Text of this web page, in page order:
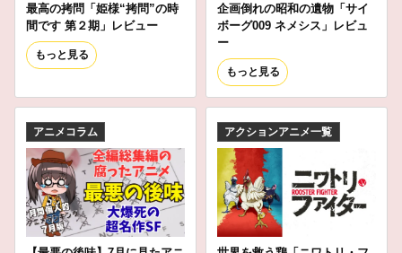
最高の拷問「姫様“拷問”の時
間です 第２期」レビュー
もっと見る
企画倒れの昭和の遺物「サイ
ボーグ009 ネメシス」レビュ
ー
もっと見る
アニメコラム アクションアニメ一覧